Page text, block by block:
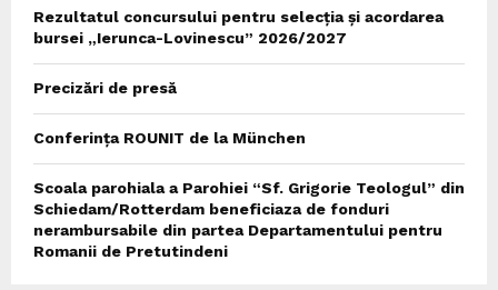
Rezultatul concursului pentru selecția și acordarea
bursei „Ierunca-Lovinescu” 2026/2027
Precizări de presă
Conferința ROUNIT de la München
Scoala parohiala a Parohiei “Sf. Grigorie Teologul” din
Schiedam/Rotterdam beneficiaza de fonduri
nerambursabile din partea Departamentului pentru
Romanii de Pretutindeni